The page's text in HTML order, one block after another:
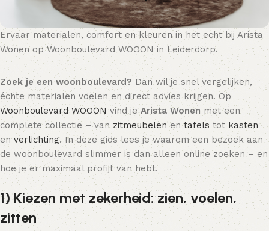
Ervaar materialen, comfort en kleuren in het echt bij Arista
Wonen op Woonboulevard WOOON in Leiderdorp.
Zoek je een woonboulevard?Dan wil je snel vergelijken,
échte materialen voelen en direct advies krijgen. Op
Woonboulevard WOOON vind je Arista Wonenmet een
complete collectie – van zitmeubelen entafels tot kasten
enverlichting. In deze gids lees je waarom een bezoek aan
de woonboulevard slimmer is dan alleen online zoeken – en
hoe je er maximaal profijt van hebt.
1) Kiezen met zekerheid: zien, voelen,
zitten